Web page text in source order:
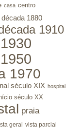
casa centro
década 1880
1910
1970
século XIX hospital
século XX
praia
geral vista parcial